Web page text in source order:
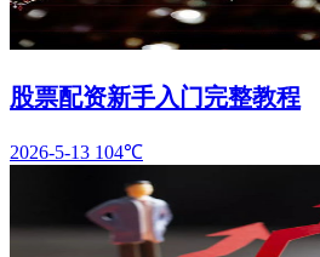
股票配资新手入门完整教程
2026-5-13 104℃